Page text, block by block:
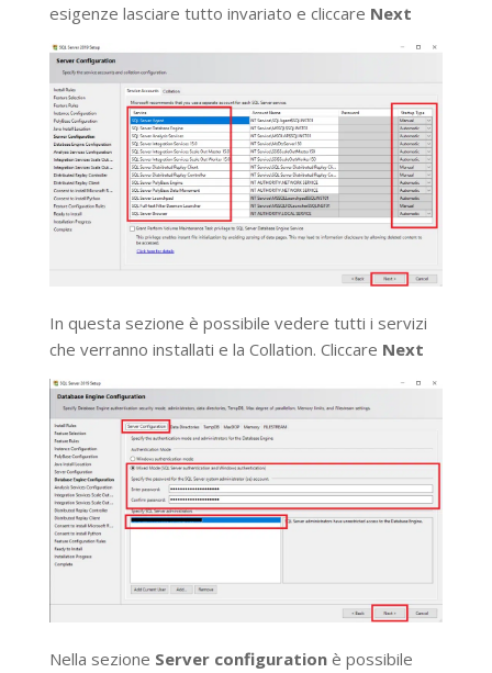
esigenze lasciare tutto invariato e cliccare Next
In questa sezione è possibile vedere tutti i servizi
che verranno installati e la Collation. Cliccare Next
Nella sezione Server configurationè possibile